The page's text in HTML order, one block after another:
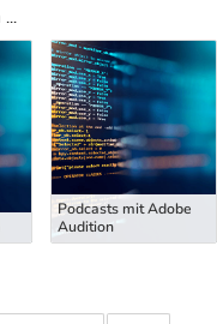
Podcasts mit Adobe
Audition